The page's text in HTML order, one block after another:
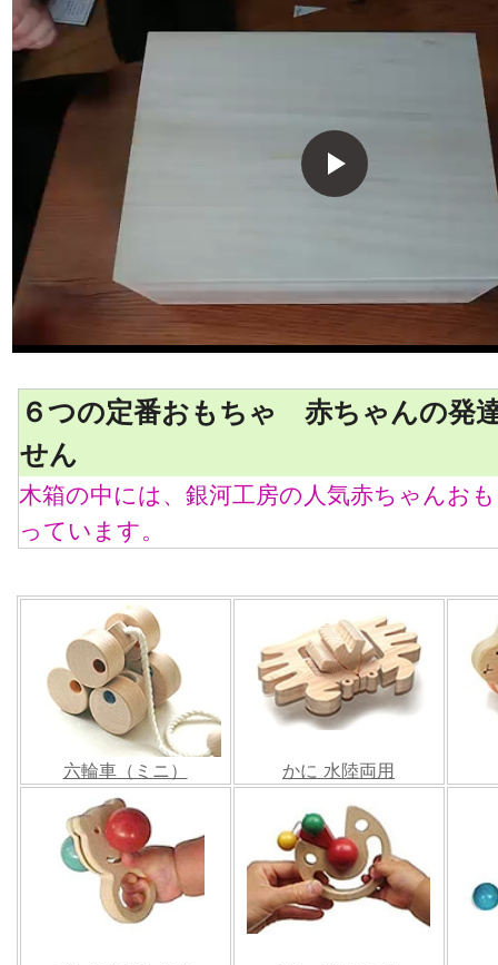
６つの定番おもちゃ 赤ちゃんの発
せん
木箱の中には、銀河工房の人気赤ちゃんお
っています。
六輪車（ミニ） かに 水陸両用